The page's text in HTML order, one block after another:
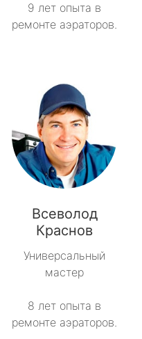
9 лет опыта в
ремонте аэраторов.
Всеволод
Краснов
Универсальный
мастер
8 лет опыта в
ремонте аэраторов.